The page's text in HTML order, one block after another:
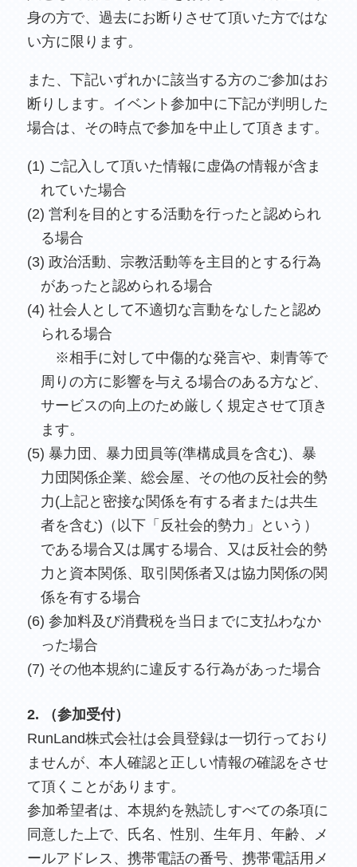
身の方で、過去にお断りさせて頂いた方ではな
い方に限ります。
また、下記いずれかに該当する方のご参加はお
断りします。イベント参加中に下記が判明した
場合は、その時点で参加を中止して頂きます。
(1) ご記入して頂いた情報に虚偽の情報が含ま
れていた場合
(2) 営利を目的とする活動を行ったと認められ
る場合
(3) 政治活動、宗教活動等を主目的とする行為
があったと認められる場合
(4) 社会人として不適切な言動をなしたと認め
られる場合
※相手に対して中傷的な発言や、刺青等で
周りの方に影響を与える場合のある方など、
サービスの向上のため厳しく規定させて頂き
ます。
(5) 暴力団、暴力団員等(準構成員を含む)、暴
力団関係企業、総会屋、その他の反社会的勢
力(上記と密接な関係を有する者または共生
者を含む)（以下「反社会的勢力」という）
である場合又は属する場合、又は反社会的勢
力と資本関係、取引関係者又は協力関係の関
係を有する場合
(6) 参加料及び消費税を当日までに支払わなか
った場合
(7) その他本規約に違反する行為があった場合
2. （参加受付）
RunLand株式会社は会員登録は一切行っており
ませんが、本人確認と正しい情報の確認をさせ
て頂くことがあります。
参加希望者は、本規約を熟読しすべての条項に
同意した上で、氏名、性別、生年月、年齢、メ
ールアドレス、携帯電話の番号、携帯電話用メ